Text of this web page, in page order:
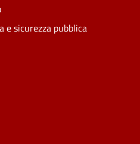
e sicurezza pubblica